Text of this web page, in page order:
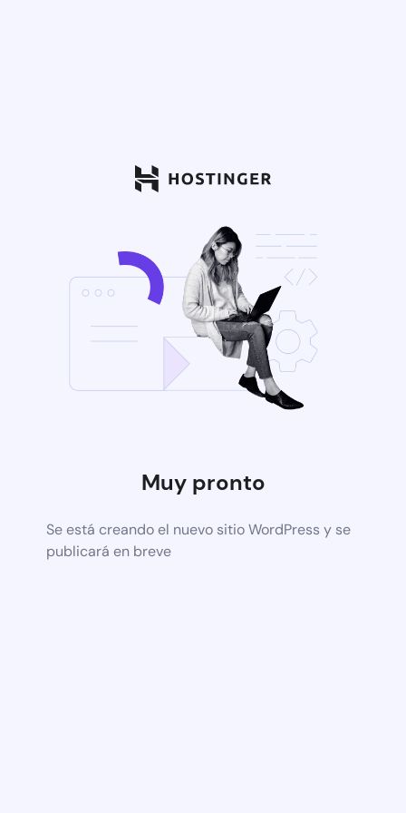
Muy pronto
Se está creando el nuevo sitio WordPress y se
publicará en breve